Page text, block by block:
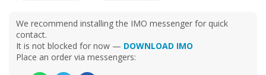
We recommend installing the IMO messenger for quick
contact.
It is not blocked for now — DOWNLOAD IMO
Place an order via messengers: